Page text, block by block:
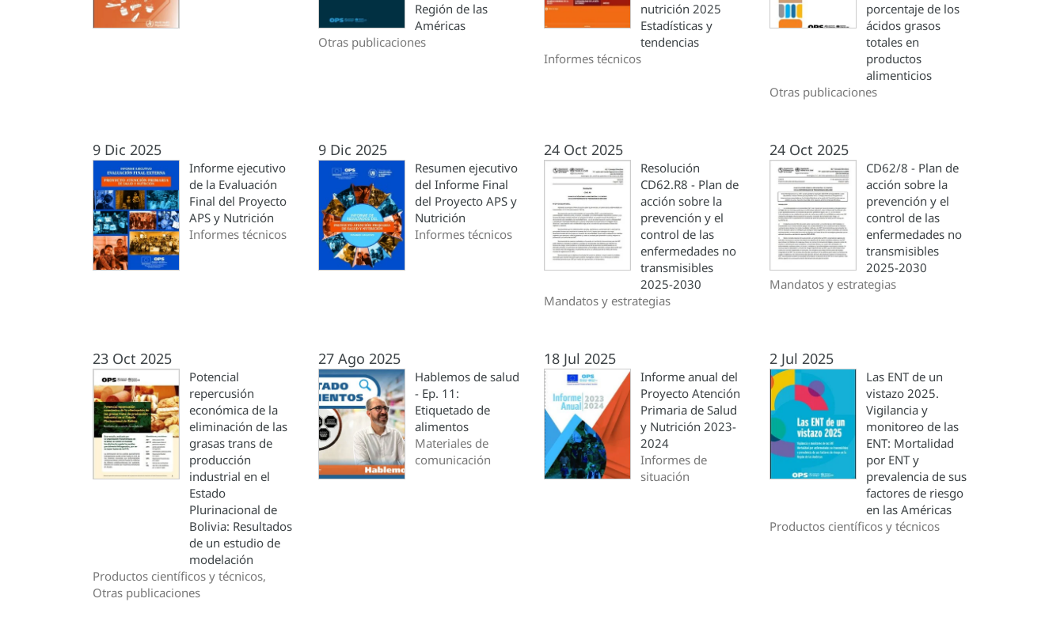
Región de las
Américas
Otras publicaciones
nutrición 2025
Estadísticas y
tendencias
Informes técnicos
porcentaje de los
ácidos grasos
totales en
productos
alimenticios
Otras publicaciones
9 Dic 2025
Informe ejecutivo
de la Evaluación
Final del Proyecto
APS y Nutrición
Informes técnicos
9 Dic 2025
Resumen ejecutivo
del Informe Final
del Proyecto APS y
Nutrición
Informes técnicos
24 Oct 2025
Resolución
CD62.R8 - Plan de
acción sobre la
prevención y el
control de las
enfermedades no
transmisibles
2025-2030
Mandatos y estrategias
24 Oct 2025
CD62/8 - Plan de
acción sobre la
prevención y el
control de las
enfermedades no
transmisibles
2025-2030
Mandatos y estrategias
23 Oct 2025
Potencial
repercusión
económica de la
eliminación de las
grasas trans de
producción
industrial en el
Estado
Plurinacional de
Bolivia: Resultados
de un estudio de
modelación
Productos científicos y técnicos,
Otras publicaciones
27 Ago 2025
Hablemos de salud
- Ep. 11:
Etiquetado de
alimentos
Materiales de
comunicación
18 Jul 2025
Informe anual del
Proyecto Atención
Primaria de Salud
y Nutrición 2023-
2024
Informes de
situación
2 Jul 2025
Las ENT de un
vistazo 2025.
Vigilancia y
monitoreo de las
ENT: Mortalidad
por ENT y
prevalencia de sus
factores de riesgo
en las Américas
Productos científicos y técnicos